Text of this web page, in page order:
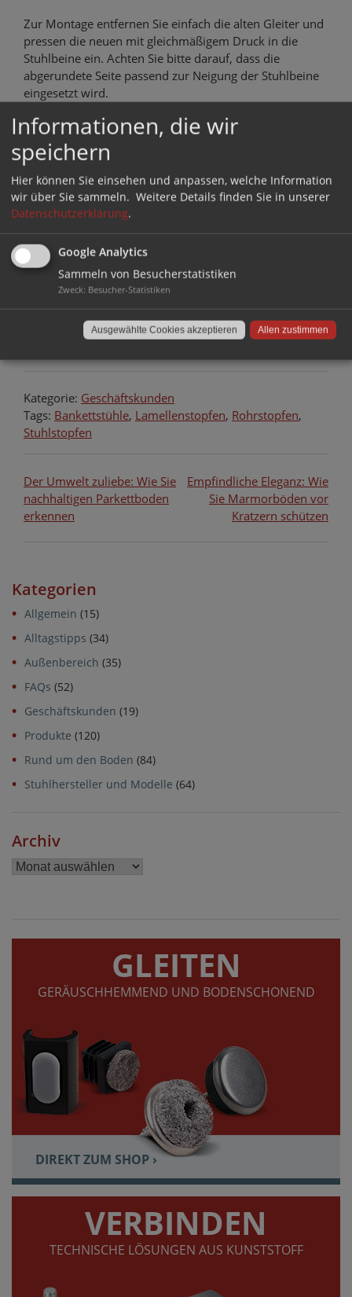
Zur Montage entfernen Sie einfach die alten Gleiter und
pressen die neuen mit gleichmäßigem Druck in die
Stuhlbeine ein. Achten Sie bitte darauf, dass die
abgerundete Seite passend zur Neigung der Stuhlbeine
eingesetzt wird.
Die Gleiter müssen unbedingt stramm im Stuhlbein der
Bankettstühle sitzen. Sollte daher Ihre Handkraft zum
Einpressen nicht ausreichen, nehmen Sie einen
Gummihammer zur Hand und schlagen den Gleiter
damit vorsichtig ein. Danach können Sie dann sicher
sein, dass Ihre neuen Lamellenstopfen auch bombenfest
Lesen Sie auch:
Stühle richtig ausmessen Montagewerkzeug
Kategorie: Geschäftskunden
Tags: Bankettstühle, Lamellenstopfen, Rohrstopfen,
Stuhlstopfen
Beitragsnavigation
Der Umwelt zuliebe: Wie Sie
nachhaltigen Parkettboden
erkennen
Empfindliche Eleganz: Wie
Sie Marmorböden vor
Kratzern schützen
Kategorien
Allgemein (15)
Alltagstipps (34)
Außenbereich (35)
FAQs (52)
Geschäftskunden (19)
Produkte (120)
Rund um den Boden (84)
Stuhlhersteller und Modelle (64)
Archiv
Archiv
GLEITEN
GERÄUSCHHEMMEND UND BODENSCHONEND
DIREKT ZUM SHOP ›
VERBINDEN
TECHNISCHE LÖSUNGEN AUS KUNSTSTOFF
Informationen, die wir
speichern
Hier können Sie einsehen und anpassen, welche Information
wir über Sie sammeln. Weitere Details finden Sie in unserer
Datenschutzerklärung.
Google Analytics
Sammeln von Besucherstatistiken
Zweck: Besucher-Statistiken
Allen zustimmen
Ausgewählte Cookies akzeptieren